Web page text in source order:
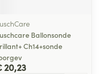
Ballonsonde
Ch14+sonde
20,23